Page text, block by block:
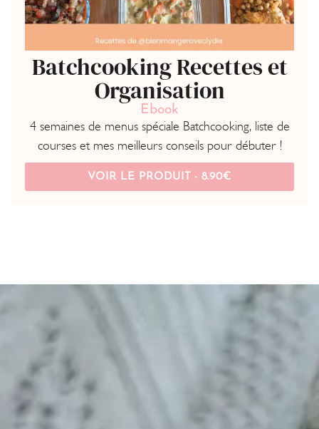
Batchcooking Recettes et
Organisation
Ebook
4 semaines de menus spéciale Batchcooking, liste de
courses et mes meilleurs conseils pour débuter !
VOIR LE PRODUIT - 8.90€